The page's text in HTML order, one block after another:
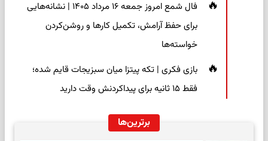
فال شمع امروز جمعه ۱۶ مرداد ۱۴۰۵ | نشانه‌هایی
برای حفظ آرامش، تکمیل کارها و روشن‌کردن
خواسته‌ها
بازی فکری | تکه پیتزا میان سبزیجات قایم شده؛
فقط ۱۵ ثانیه برای پیداکردنش وقت دارید
برترین‌ها